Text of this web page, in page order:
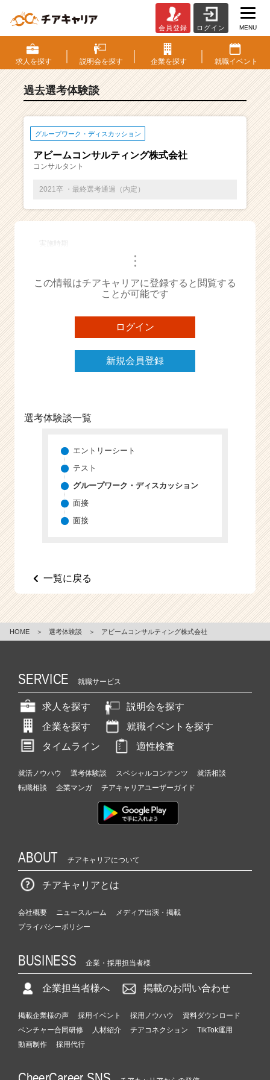
S・
選
考
験
覧
ベ
チ
ー・
成
ら
ス
ト
が
届
く
チ
ャ
e
e
会員登録 ログイン MENU
求人を探す 説明会を探す 企業を探す 就職イベント
過去選考体験談
グループワーク・ディスカッション
アビームコンサルティング株式会社
コンサルタント
2021卒 ・最終選考通過（内定）
・・・
この情報はチアキャリアに登録すると閲覧する
ことが可能です
ログイン
新規会員登録
選考体験談一覧
エントリーシート
テスト
グループワーク・ディスカッション
面接
面接
一覧に戻る
HOME ＞ 選考体験談 ＞ アビームコンサルティング株式会社
SERVICE 就職サービス
求人を探す
説明会を探す
企業を探す
就職イベントを探す
タイムライン
適性検査
就活ノウハウ 選考体験談 スペシャルコンテンツ
就活相談
転職相談
企業マンガ チアキャリアユーザーガイド
ABOUT チアキャリアについて
チアキャリアとは
会社概要 ニュースルーム
メディア出演・掲載
プライバシーポリシー
BUSINESS 企業・採用担当者様
企業担当者様へ 掲載のお問い合わせ
掲載企業様の声 採用イベント 採用ノウハウ
資料ダウンロード
ベンチャー合同研修
人材紹介 チアコネクション
TikTok運用
動画制作
採用代行